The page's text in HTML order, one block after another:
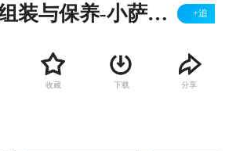
(002)小萨的组装与保养-小萨简易型萨克斯教程 +追
收藏 下载 分享